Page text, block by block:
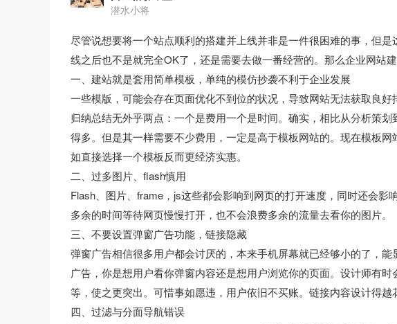
潜水小将
尽管说想要将一个站点顺利的搭建并上线并非是一件很困难的事，但
线之后也不是就完全OK了，还是需要去做一番经营的。那么企业网站
一、建站就是套用简单模板，单纯的模仿抄袭不利于企业发展
一些模版，可能会存在页面优化不到位的状况，导致网站无法获取良
归纳总结无外乎两点：一个是费用一个是时间。确实，相比从分析策
得多。但是其一样需要不少费用，一定是高于模板网站的。现在模板
如直接选择一个模板反而更经济实惠。
二、过多图片、flash慎用
Flash、图片、frame，js这些都会影响到网页的打开速度，同时还会
多余的时间等待网页慢慢打开，也不会浪费多余的流量去看你的图片。
三、不要设置弹窗广告功能，链接隐藏
弹窗广告相信很多用户都会讨厌的，本来手机屏幕就已经够小的了，
广告，你是想用户看你弹窗内容还是想用户浏览你的页面。设计师有
等，使之更突出。可惜事如愿违，用户依旧不买账。链接内容设计得越
四、过滤与分面导航错误